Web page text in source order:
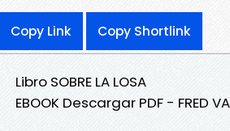
Copy Link Copy Shortlink
Libro SOBRE LA LOSA
EBOOK Descargar PDF - FRED